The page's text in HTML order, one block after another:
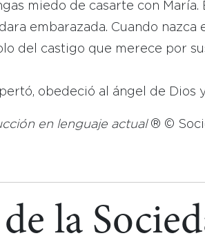
miedo de casarte con
embarazada. Cuando nazca
del castigo que merece por
obedeció al ángel de Dios
en lenguaje actual® ©
la